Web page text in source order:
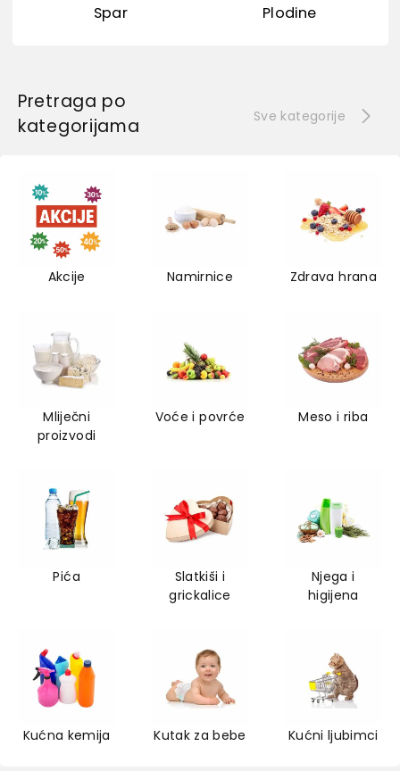
Spar Plodine
Pretraga po
kategorijama
Sve kategorije
Akcije Namirnice Zdrava hrana
Mliječni
proizvodi
Voće i povrće Meso i riba
Pića
Slatkiši i
grickalice
Njega i
higijena
Kućna kemija Kutak za bebe Kućni ljubimci